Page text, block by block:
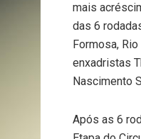
mais
das 6
Formosa,
enxadristas
Nascimento
Após as 6